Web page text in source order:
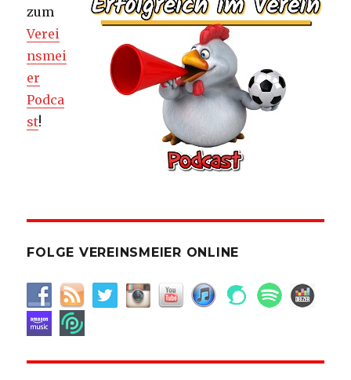
zum
Verei
nsmei
er
Podca
st!
FOLGE VEREINSMEIER ONLINE